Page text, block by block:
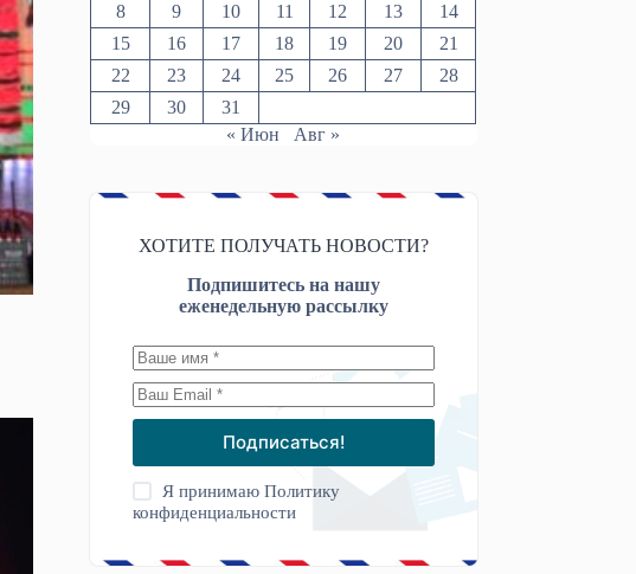
8
9 10 11 12 13
14
15
16 17 18 19 20
21
22
23 24 25 26 27
28
29
30
31
« Июн
Авг »
ХОТИТЕ ПОЛУЧАТЬ НОВОСТИ?
Подпишитесь на нашу
еженедельную рассылку
Подписаться!
Я принимаюПолитику
конфиденциальности